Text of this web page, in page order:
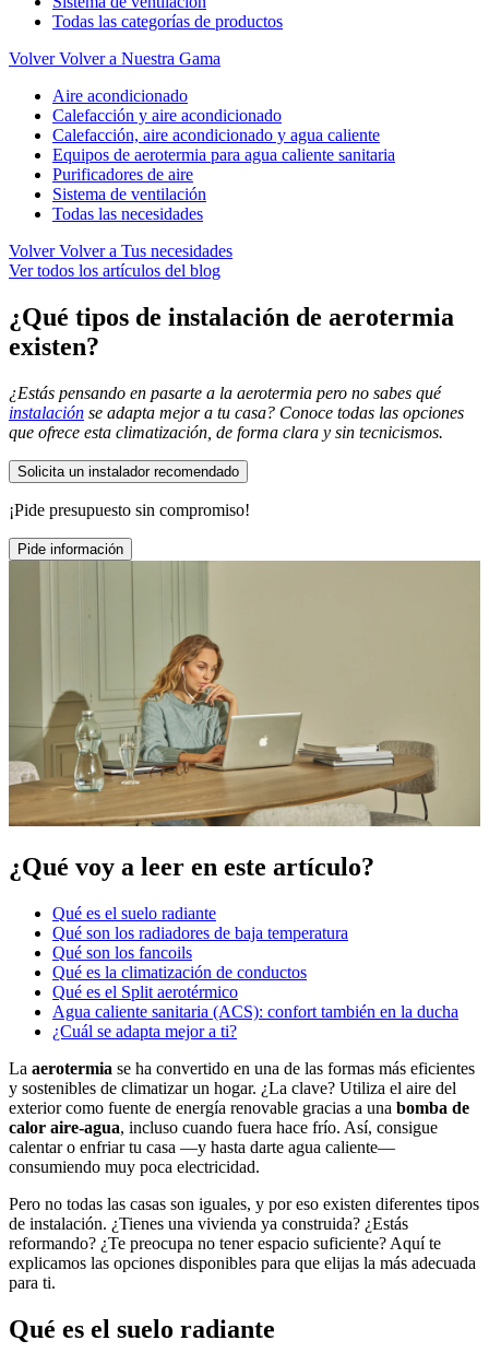
Todas las categorías de productos
Volver Volver a Nuestra Gama
Aire acondicionado
Calefacción y aire acondicionado
Calefacción, aire acondicionado y agua caliente
Equipos de aerotermia para agua caliente sanitaria
Purificadores de aire
Sistema de ventilación
Todas las necesidades
Volver Volver a Tus necesidades
Ver todos los artículos del blog
¿Qué tipos de instalación de aerotermia
existen?
¿Estás pensando en pasarte a la aerotermia pero no sabes qué
instalación se adapta mejor a tu casa? Conoce todas las opciones
que ofrece esta climatización, de forma clara y sin tecnicismos.
Solicita un instalador recomendado
¡Pide presupuesto sin compromiso!
Pide información
¿Qué voy a leer en este artículo?
Qué es el suelo radiante
Qué son los radiadores de baja temperatura
Qué son los fancoils
Qué es la climatización de conductos
Qué es el Split aerotérmico
Agua caliente sanitaria (ACS): confort también en la ducha
¿Cuál se adapta mejor a ti?
La aerotermia se ha convertido en una de las formas más eficientes
y sostenibles de climatizar un hogar. ¿La clave? Utiliza el aire del
exterior como fuente de energía renovable gracias a una bomba de
calor aire-agua, incluso cuando fuera hace frío. Así, consigue
calentar o enfriar tu casa —y hasta darte agua caliente—
consumiendo muy poca electricidad.
Pero no todas las casas son iguales, y por eso existen diferentes tipos
de instalación. ¿Tienes una vivienda ya construida? ¿Estás
reformando? ¿Te preocupa no tener espacio suficiente? Aquí te
explicamos las opciones disponibles para que elijas la más adecuada
para ti.
Qué es el suelo radiante